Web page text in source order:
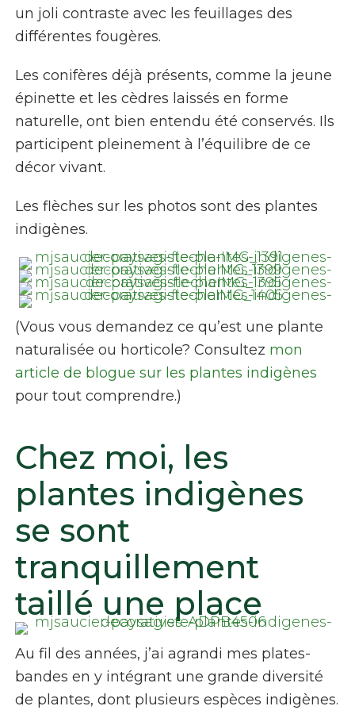
un joli contraste avec les feuillages des
différentes fougères.
Les conifères déjà présents, comme la jeune
épinette et les cèdres laissés en forme
naturelle, ont bien entendu été conservés. Ils
participent pleinement à l’équilibre de ce
décor vivant.
Les flèches sur les photos sont des plantes
indigènes.
(Vous vous demandez ce qu’est une plante
naturalisée ou horticole? Consultez mon
article de blogue sur les plantes indigènes
pour tout comprendre.)
Chez moi, les
plantes indigènes
se sont
tranquillement
taillé une place
Au fil des années, j’ai agrandi mes plates-
bandes en y intégrant une grande diversité
de plantes, dont plusieurs espèces indigènes.